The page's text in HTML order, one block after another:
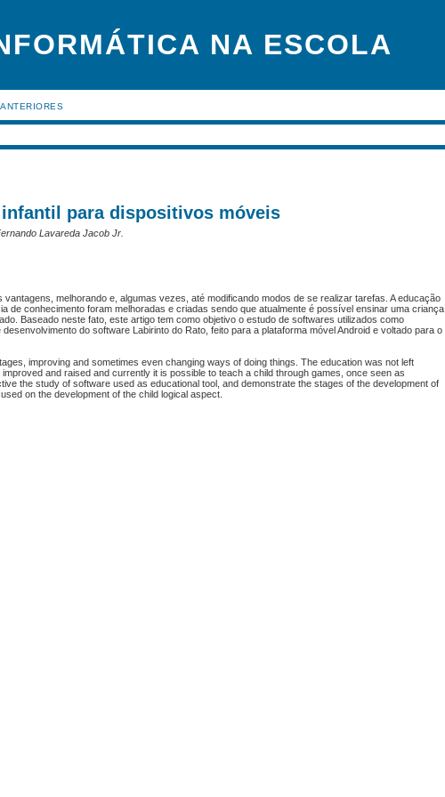
NA ESCOLA
ANTERIORES
para dispositivos móveis
Lavareda Jacob Jr.
melhorando e, algumas vezes, até modificando modos de se realizar tarefas. A educação
de conhecimento foram melhoradas e criadas sendo que atualmente é possível ensinar uma criança
Baseado neste fato, este artigo tem como objetivo o estudo de softwares utilizados como
do software Labirinto do Rato, feito para a plataforma móvel Android e voltado para o
improving and sometimes even changing ways of doing things. The education was not left
and raised and currently it is possible to teach a child through games, once seen as
the study of software used as educational tool, and demonstrate the stages of the development of
on the development of the child logical aspect.